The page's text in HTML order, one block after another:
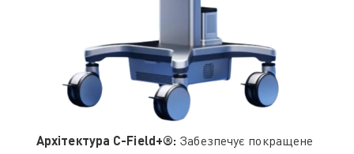
Архітектура C-Field+®: Забезпечує покращене